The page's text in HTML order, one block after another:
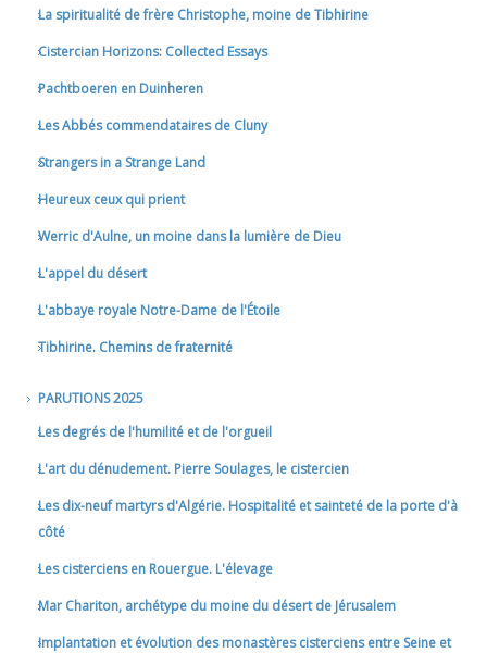
La spiritualité de frère Christophe, moine de Tibhirine
Cistercian Horizons: Collected Essays
Pachtboeren en Duinheren
Les Abbés commendataires de Cluny
Strangers in a Strange Land
Heureux ceux qui prient
Werric d'Aulne, un moine dans la lumière de Dieu
L'appel du désert
L'abbaye royale Notre-Dame de l'Étoile
Tibhirine. Chemins de fraternité
PARUTIONS 2025
Les degrés de l'humilité et de l'orgueil
L'art du dénudement. Pierre Soulages, le cistercien
Les dix-neuf martyrs d'Algérie. Hospitalité et sainteté de la porte d'à
côté
Les cisterciens en Rouergue. L'élevage
Mar Chariton, archétype du moine du désert de Jérusalem
Implantation et évolution des monastères cisterciens entre Seine et